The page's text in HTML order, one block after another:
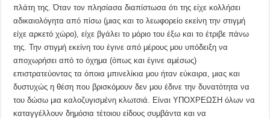
πλάτη της. Όταν τον πλησίασα διαπίστωσα ότι της είχε κολλήσει
αδικαιολόγητα από πίσω (μιας και το λεωφορείο εκείνη την στιγμή
είχε αρκετό χώρο), είχε βγάλει το μόριο του έξω και το έτριβε πάνω
της. Την στιγμή εκείνη του έγινε από μέρους μου υπόδειξη να
αποχωρήσει από το όχημα (όπως και έγινε αμέσως)
επιστρατεύοντας τα όποια μπινελίκια μου ήταν εύκαιρα, μιας και
δυστυχώς η θέση που βρισκόμουν δεν μου έδινε την δυνατότητα να
του δώσω μια καλοζυγισμένη κλωτσιά. Είναι ΥΠΟΧΡΕΩΣΗ όλων να
καταγγέλλουν δημόσια τέτοιου είδους συμβάντα και να